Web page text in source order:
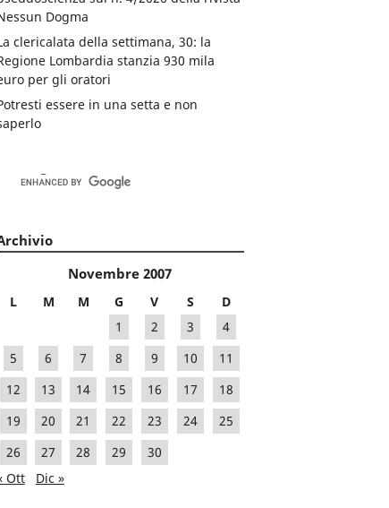
Dogma
clericalata della settimana, 30: la
Lombardia stanzia 930 mila
per gli oratori
essere in una setta e non
Novembre 2007
L M M G V S
D
1
2 3
4
5
6 7 8 9 10
11
12
13 14 15 16 17
18
19
20 21 22 23 24
25
26
27 28 29
30
Ott
Dic »